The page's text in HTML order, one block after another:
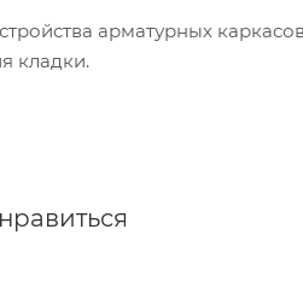
арматурных
кладки.